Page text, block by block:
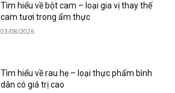
Tìm hiểu về bột cam – loại gia vị thay thế
cam tươi trong ẩm thực
03/08/2026
Tìm hiểu về rau hẹ – loại thực phẩm bình
dân có giá trị cao